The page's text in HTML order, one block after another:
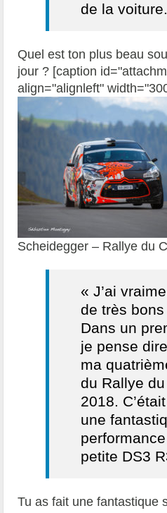
de la
Quel est ton plus beau
jour ? [caption
align="alignleft"
Scheidegger – Rallye du
« J’ai
de très
Dans un
je pense
ma
du Rallye
2018.
une
petite DS3
Tu as fait une fantastique